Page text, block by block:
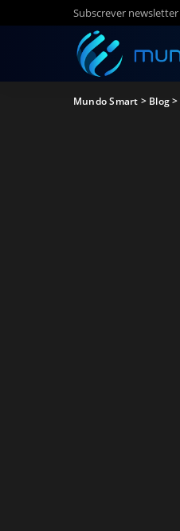
Subscrever newsletter
Mundo Smart > Blog>